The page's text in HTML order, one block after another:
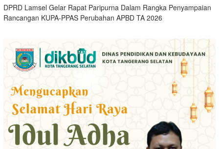
DPRD Lamsel Gelar Rapat Paripurna Dalam Rangka Penyampaian
Rancangan KUPA-PPAS Perubahan APBD TA 2026